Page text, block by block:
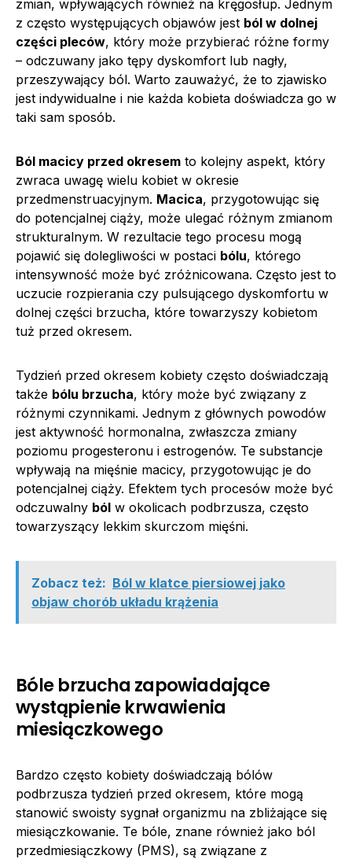
zmian, wpływających również na kręgosłup. Jednym
z często występujących objawów jest ból w dolnej
części pleców, który może przybierać różne formy
– odczuwany jako tępy dyskomfort lub nagły,
przeszywający ból. Warto zauważyć, że to zjawisko
jest indywidualne i nie każda kobieta doświadcza go w
taki sam sposób.
Ból macicy przed okresem to kolejny aspekt, który
zwraca uwagę wielu kobiet w okresie
przedmenstruacyjnym. Macica, przygotowując się
do potencjalnej ciąży, może ulegać różnym zmianom
strukturalnym. W rezultacie tego procesu mogą
pojawić się dolegliwości w postaci bólu, którego
intensywność może być zróżnicowana. Często jest to
uczucie rozpierania czy pulsującego dyskomfortu w
dolnej części brzucha, które towarzyszy kobietom
tuż przed okresem.
Tydzień przed okresem kobiety często doświadczają
także bólu brzucha, który może być związany z
różnymi czynnikami. Jednym z głównych powodów
jest aktywność hormonalna, zwłaszcza zmiany
poziomu progesteronu i estrogenów. Te substancje
wpływają na mięśnie macicy, przygotowując je do
potencjalnej ciąży. Efektem tych procesów może być
odczuwalny ból w okolicach podbrzusza, często
towarzyszący lekkim skurczom mięśni.
Zobacz też: Ból w klatce piersiowej jako
objaw chorób układu krążenia
Bóle brzucha zapowiadające
wystąpienie krwawienia
miesiączkowego
Bardzo często kobiety doświadczają bólów
podbrzusza tydzień przed okresem, które mogą
stanowić swoisty sygnał organizmu na zbliżające się
miesiączkowanie. Te bóle, znane również jako ból
przedmiesiączkowy (PMS), są związane z